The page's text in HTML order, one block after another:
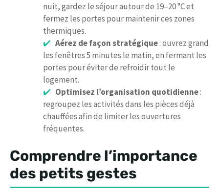
nuit, gardez le séjour autour de 19–20 °C et
fermez les portes pour maintenir ces zones
thermiques.
Aérez de façon stratégique: ouvrez grand
les fenêtres 5 minutes le matin, en fermant les
portes pour éviter de refroidir tout le
logement.
Optimisez l’organisation quotidienne:
regroupez les activités dans les pièces déjà
chauffées afin de limiter les ouvertures
fréquentes.
Comprendre l’importance
des petits gestes